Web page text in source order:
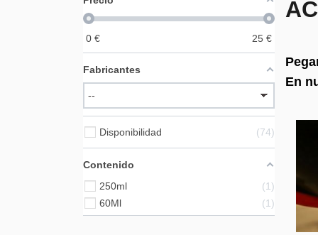
En
0 € 25 €
Fabricantes
Disponibilidad 74
Contenido
250ml
1
60Ml
1